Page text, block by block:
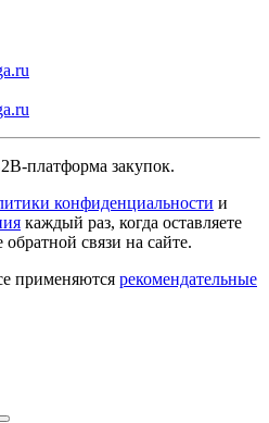
платформа закупок.
конфиденциальности и
каждый раз, когда оставляете
связи на сайте.
применяются рекомендательные